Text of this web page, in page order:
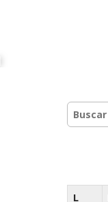
Buscar:
L